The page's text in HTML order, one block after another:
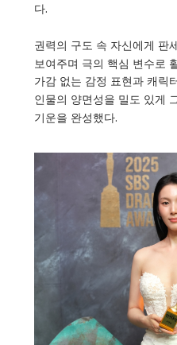
다.
권력의 구도 속 자신에게 판
보여주며 극의 핵심 변수로
가감 없는 감정 표현과 캐릭
인물의 양면성을 밀도 있게
기운을 완성했다.